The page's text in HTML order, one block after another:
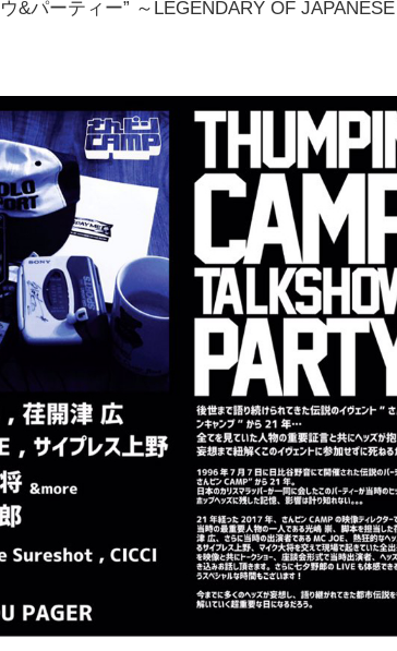
ウ&パーティー” ～LEGENDARY OF